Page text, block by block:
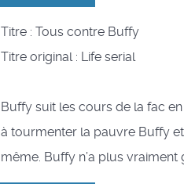
Titre : Tous contre Buffy
Titre original : Life serial
Buffy suit les cours de la fac
à tourmenter la pauvre Buffy
même. Buffy n’a plus vraiment